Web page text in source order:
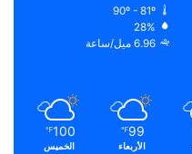
90º - 81º
28%
6.96 ميل/ساعة
99
℉
الأربعاء
100
℉
الخميس